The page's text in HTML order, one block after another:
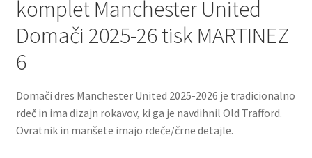
komplet Manchester United
Domači 2025-26 tisk MARTINEZ
6
Domači dres Manchester United 2025-2026 je tradicionalno
rdeč in ima dizajn rokavov, ki ga je navdihnil Old Trafford.
Ovratnik in manšete imajo rdeče/črne detajle.